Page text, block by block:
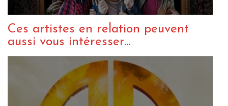
Ces artistes en relation peuvent
aussi vous intéresser...